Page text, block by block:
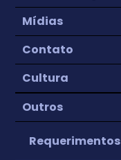
Mídias
Contato
Cultura
Outros
Requerimentos